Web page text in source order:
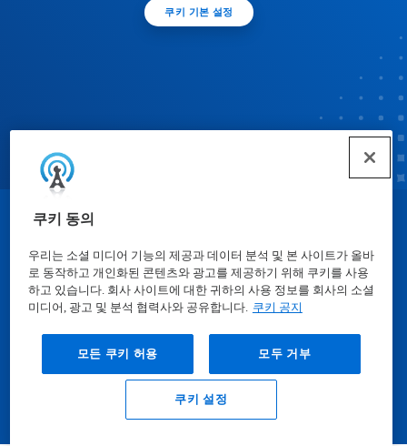
쿠키 동의
우리는 소셜 미디어 기능의 제공과 데이터 분석 및 본 사이트가 올바
로 동작하고 개인화된 콘텐츠와 광고를 제공하기 위해 쿠키를 사용
하고 있습니다. 회사 사이트에 대한 귀하의 사용 정보를 회사의 소셜
미디어, 광고 및 분석 협력사와 공유합니다. 쿠키 공지
모든 쿠키 허용 모두 거부
쿠키 설정
쿠키 기본 설정
물질안전보건자료표| 개인정보보호방침|이용약관